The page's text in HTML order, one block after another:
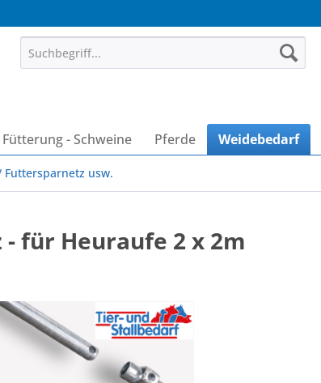
Fütterung - Schweine Pferde Weidebedarf
Futtersparnetz usw.
für Heuraufe 2 x 2m